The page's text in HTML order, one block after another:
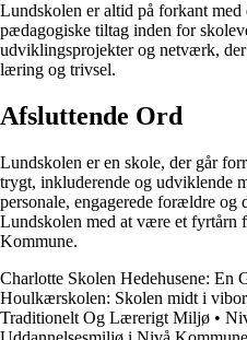
Lundskolen er altid på forkant
pædagogiske tiltag inden for
udviklingsprojekter og netværk,
læring og trivsel.
Afsluttende Ord
Lundskolen er en skole, der går
trygt, inkluderende og udviklende
personale, engagerede forældre og
Lundskolen med at være et
Kommune.
Charlotte Skolen Hedehusene: En
Houlkærskolen: Skolen midt i
Traditionelt Og Lærerigt Miljø •